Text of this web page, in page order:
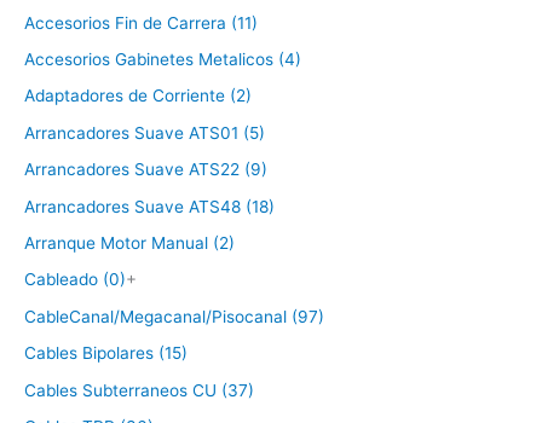
Accesorios Fin de Carrera (11)
Accesorios Gabinetes Metalicos (4)
Adaptadores de Corriente (2)
Arrancadores Suave ATS01 (5)
Arrancadores Suave ATS22 (9)
Arrancadores Suave ATS48 (18)
Arranque Motor Manual (2)
Cableado (0)+
CableCanal/Megacanal/Pisocanal (97)
Cables Bipolares (15)
Cables Subterraneos CU (37)